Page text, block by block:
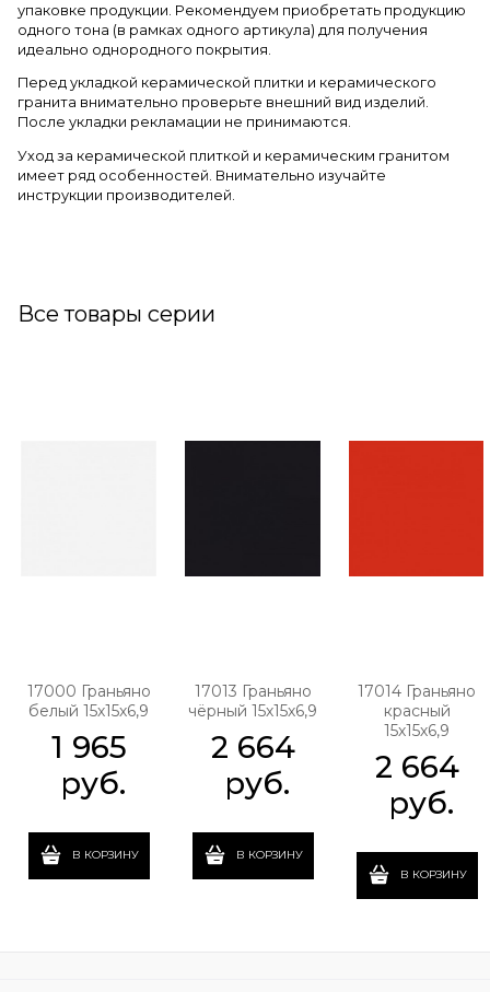
упаковке продукции. Рекомендуем приобретать продукцию
одного тона (в рамках одного артикула) для получения
идеально однородного покрытия.
Перед укладкой керамической плитки и керамического
гранита внимательно проверьте внешний вид изделий.
После укладки рекламации не принимаются.
Уход за керамической плиткой и керамическим гранитом
имеет ряд особенностей. Внимательно изучайте
инструкции производителей.
Все товары серии
17000 Граньяно
белый 15х15х6,9
1 965
руб.
В КОРЗИНУ
17013 Граньяно
чёрный 15х15х6,9
2 664
руб.
В КОРЗИНУ
17014 Граньяно
красный
15х15х6,9
2 664
руб.
В КОРЗИНУ